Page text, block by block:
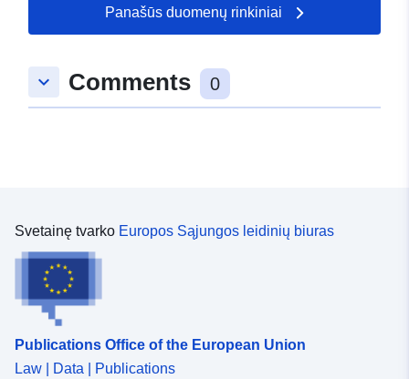
Panašūs duomenų rinkiniai
keyboard_arrow_down Comments 0
Svetainę tvarko Europos Sąjungos leidinių biuras
Publications Office of the European Union
Law | Data | Publications